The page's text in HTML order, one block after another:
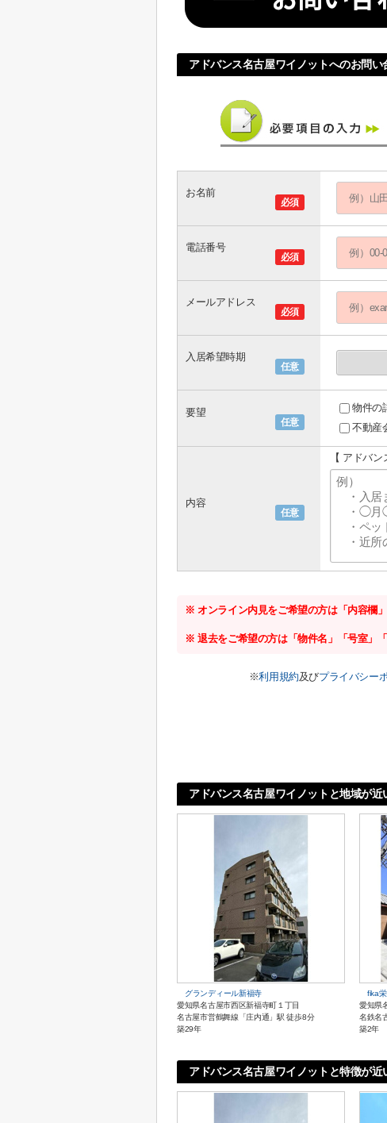
アドバンス名古屋ワイノットへのお問い
必須
お名前
必須
電話番号
必須
メールアドレス
任意
入居希望時期
任意
要望 物件の
不動産
任意
内容
【 アドバ
※ オンライン内見をご希望の方は「内容欄
※ 退去をご希望の方は「物件名」「号室」
※利用規約及びプライバシー
アドバンス名古屋ワイノットと地域が近
グランディール新福寺
愛知県名古屋市西区新福寺町１丁目
名古屋市営鶴舞線「庄内通」駅 徒歩8分
築29年
fika
愛知県
名鉄名
築2年
アドバンス名古屋ワイノットと特徴が近